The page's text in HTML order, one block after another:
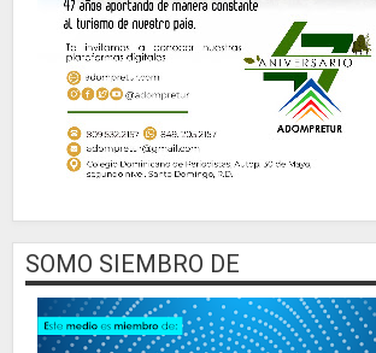
SOMO SIEMBRO DE